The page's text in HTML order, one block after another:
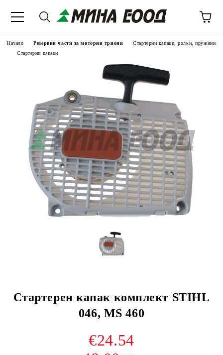
Начало Резервни части за моторни триони
Стартерни капаци, ролки, пружини
Стартерни капаци
Стартерен капак комплект STIHL
046, MS 460
€24.54